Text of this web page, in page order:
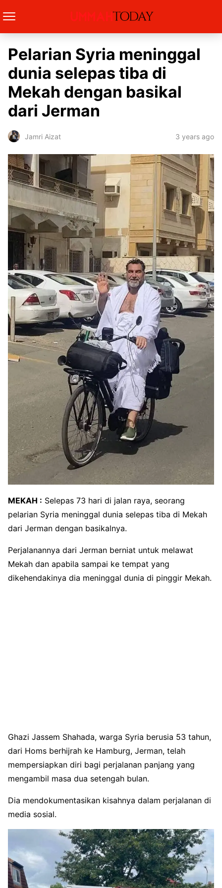
Pelarian Syria meninggal
dunia selepas tiba di
Mekah dengan basikal
dari Jerman
Jamri Aizat 3 years ago
MEKAH : Selepas 73 hari di jalan raya, seorang
pelarian Syria meninggal dunia selepas tiba di Mekah
dari Jerman dengan basikalnya.
Perjalanannya dari Jerman berniat untuk melawat
Mekah dan apabila sampai ke tempat yang
dikehendakinya dia meninggal dunia di pinggir Mekah.
Ghazi Jassem Shahada, warga Syria berusia 53 tahun,
dari Homs berhijrah ke Hamburg, Jerman, telah
mempersiapkan diri bagi perjalanan panjang yang
mengambil masa dua setengah bulan.
Dia mendokumentasikan kisahnya dalam perjalanan di
media sosial.